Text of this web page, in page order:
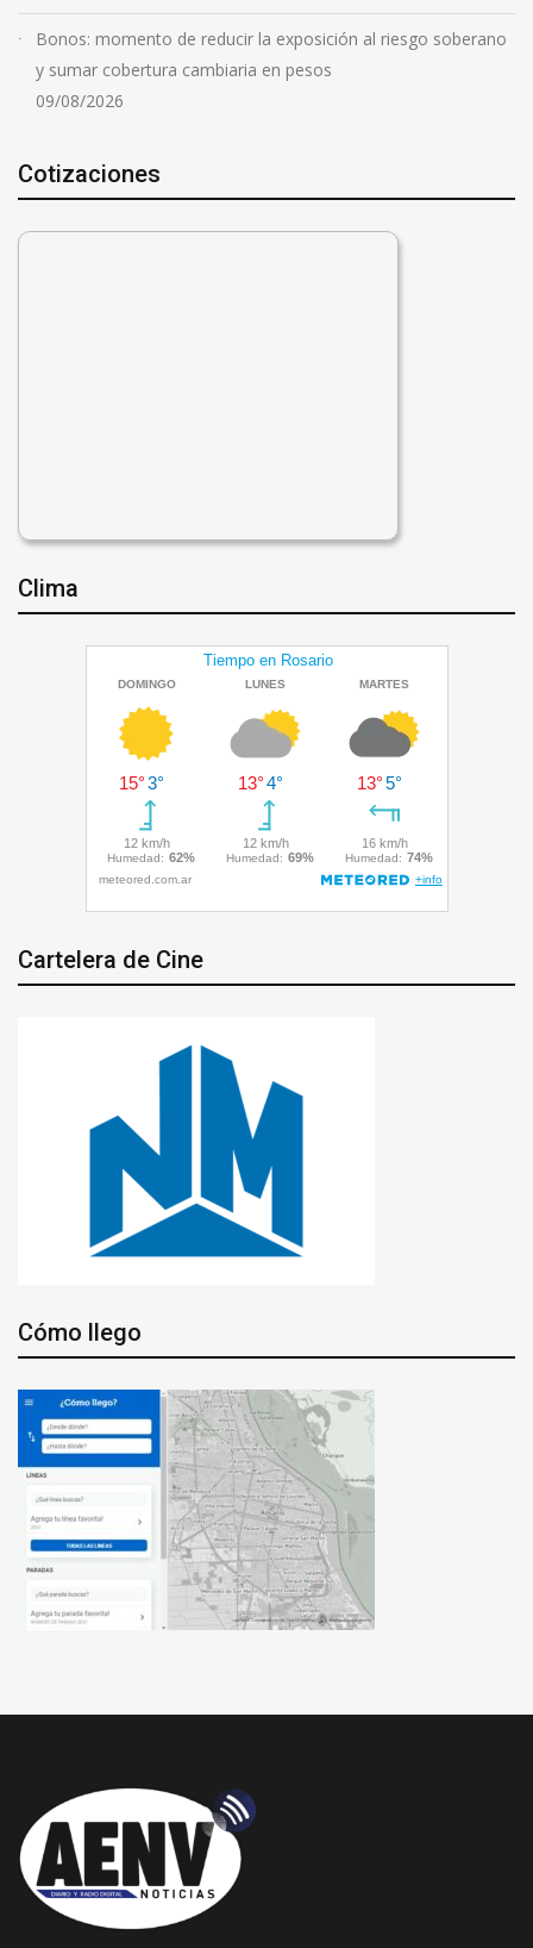
Bonos: momento de reducir la exposición al riesgo soberano
y sumar cobertura cambiaria en pesos
09/08/2026
Cotizaciones
Clima
Cartelera de Cine
Cómo llego